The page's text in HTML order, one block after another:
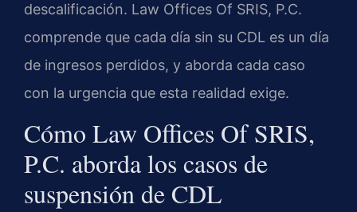
descalificación. Law Offices Of SRIS, P.C.
comprende que cada día sin su CDL es un día
de ingresos perdidos, y aborda cada caso
con la urgencia que esta realidad exige.
Cómo Law Offices Of SRIS,
P.C. aborda los casos de
suspensión de CDL